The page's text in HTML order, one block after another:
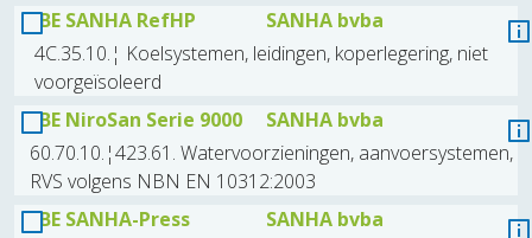
BE SANHA RefHP
SANHA bvba
4C.35.10.¦ Koelsystemen, leidingen, koperlegering, niet
voorgeïsoleerd
BE NiroSan Serie 9000
SANHA bvba
60.70.10.¦423.61. Watervoorzieningen, aanvoersystemen,
RVS volgens NBN EN 10312:2003
BE SANHA-Press
SANHA bvba